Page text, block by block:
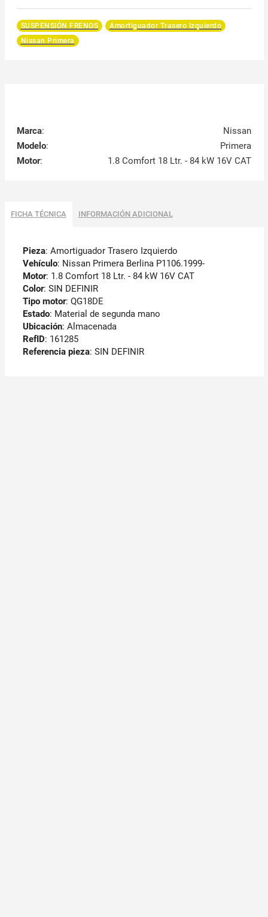
SUSPENSIÓN FRENOS
Amortiguador Trasero Izquierdo
Nissan Primera
Marca:
Nissan
Modelo:
Primera
Motor: 1.8 Comfort 18 Ltr. - 84 kW 16V CAT
FICHA TÉCNICA INFORMACIÓN ADICIONAL
Pieza: Amortiguador Trasero Izquierdo
Vehículo: Nissan Primera Berlina P1106.1999-
Motor: 1.8 Comfort 18 Ltr. - 84 kW 16V CAT
Color: SIN DEFINIR
Tipo motor: QG18DE
Estado: Material de segunda mano
Ubicación: Almacenada
RefID: 161285
Referencia pieza: SIN DEFINIR